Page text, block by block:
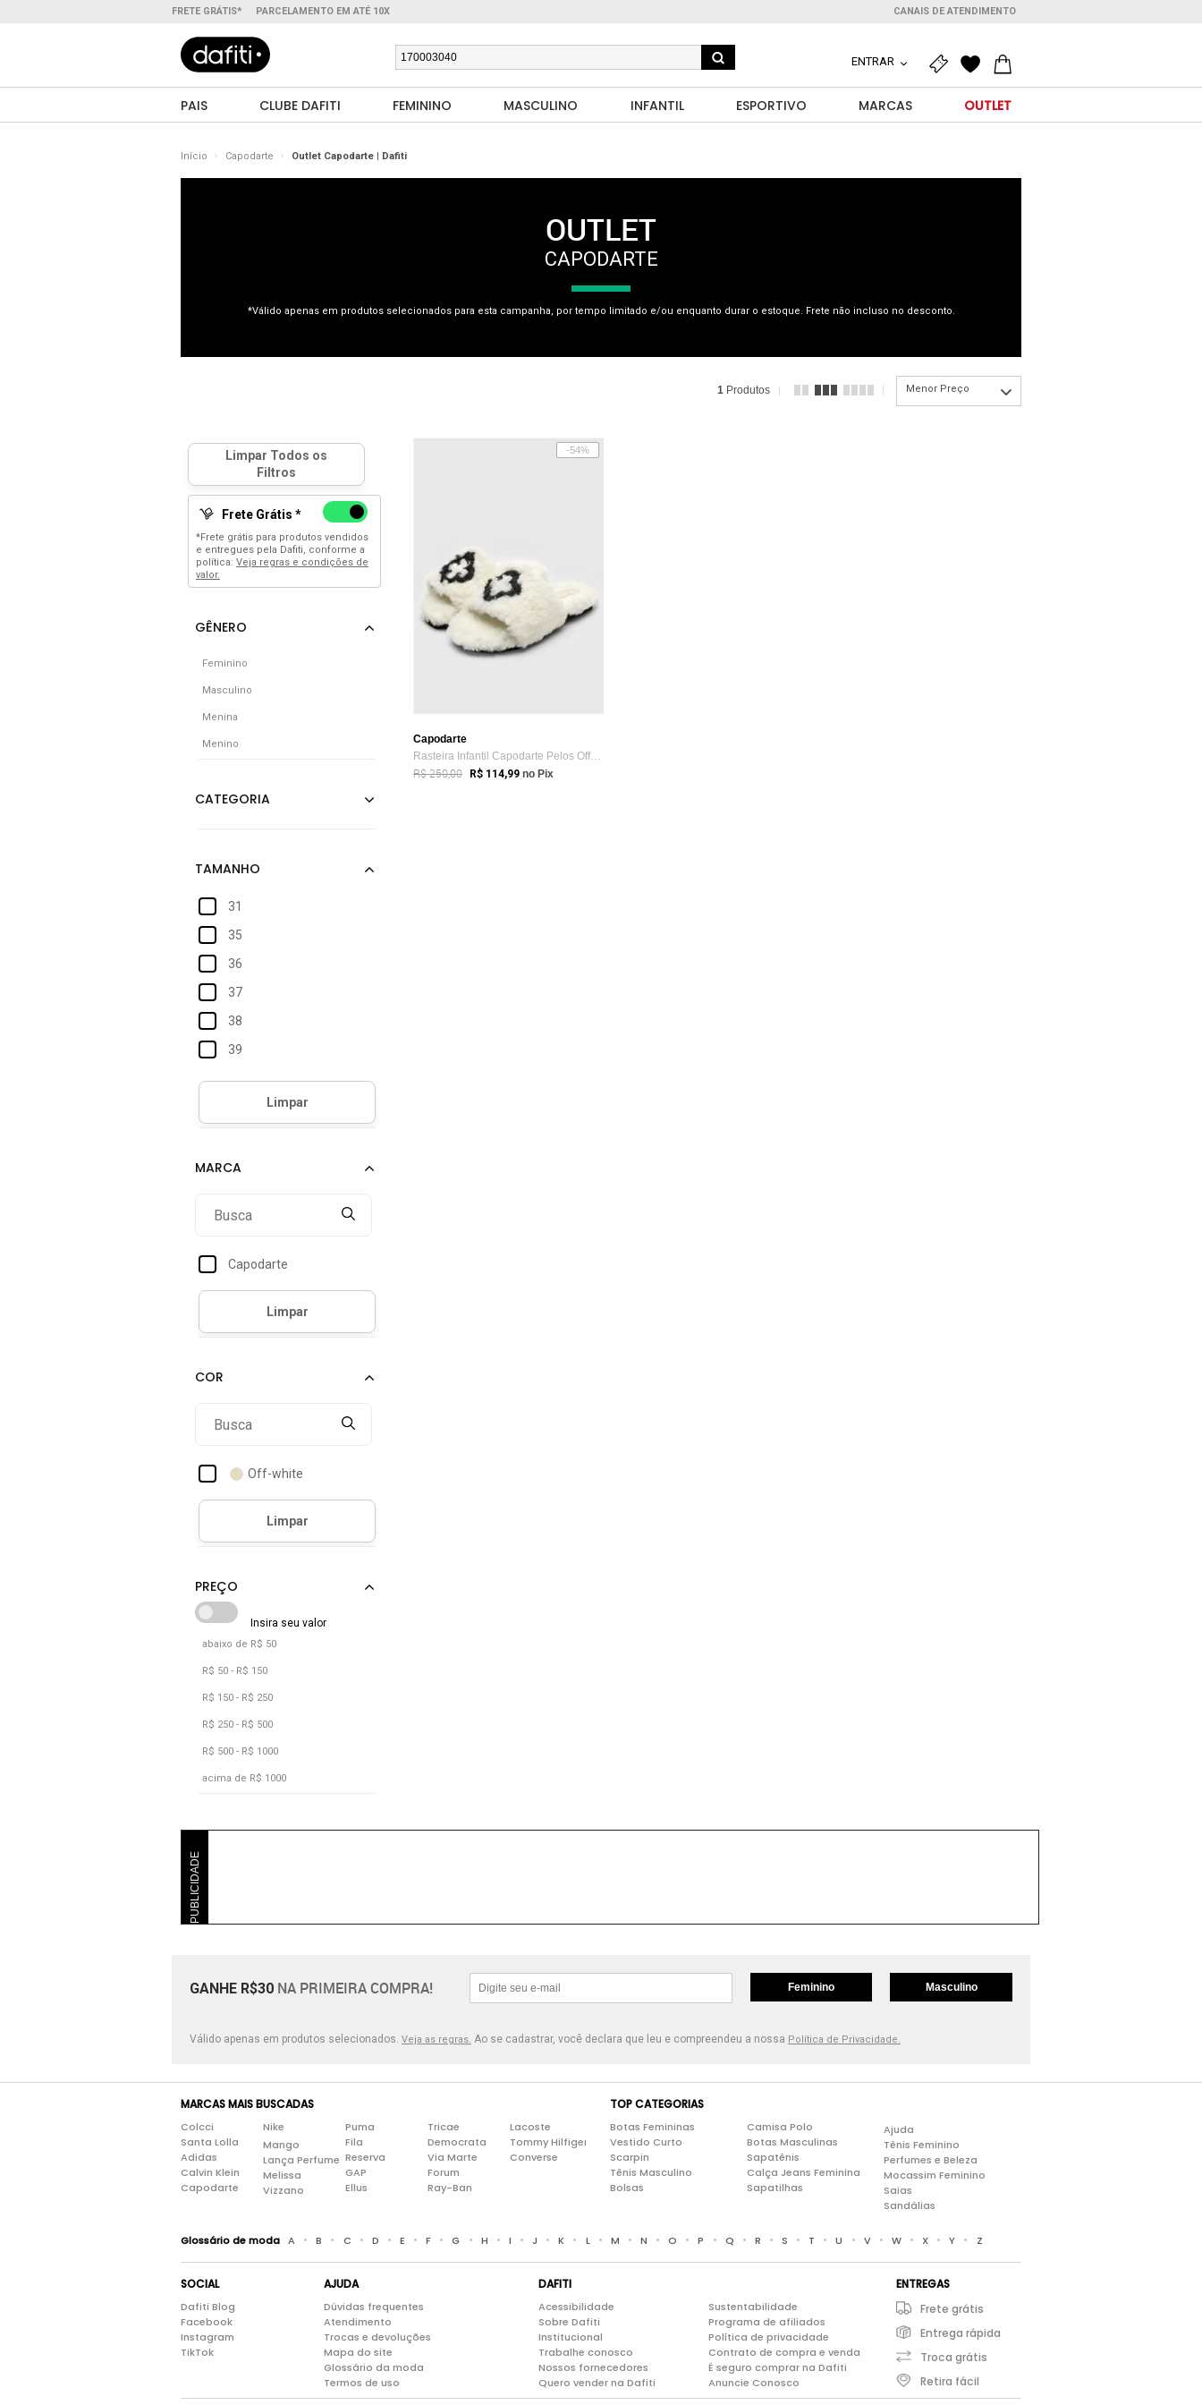
FRETE GRÁTIS* PARCELAMENTO EM ATÉ 10X CANAIS DE ATENDIMENTO
ENTRAR
PAIS CLUBE DAFITI FEMININO MASCULINO INFANTIL ESPORTIVO MARCAS OUTLET
Início Capodarte Outlet Capodarte | Dafiti
OUTLET
CAPODARTE
*Válido apenas em produtos selecionados para esta campanha, por tempo limitado e/ou enquanto durar o estoque. Frete não incluso no desconto.
1 Produtos Menor Preço
Frete Grátis *
*Frete grátis para produtos vendidos
e entregues pela Dafiti, conforme a
política: Veja regras e condições de
valor.
Feminino
Masculino
Menina
Menino
31
35
36
37
38
39
40
Capodarte
Off-white
abaixo de R$ 50
R$ 50 - R$ 150
R$ 150 - R$ 250
R$ 250 - R$ 500
R$ 500 - R$ 1000
acima de R$ 1000
-54%
Capodarte
Rasteira Infantil Capodarte Pelos Off-White
R$ 250,00 R$ 114,99 no Pix
PUBLICIDADE
GANHE R$30 NA PRIMEIRA COMPRA! Feminino Masculino
Válido apenas em produtos selecionados. Veja as regras. Ao se cadastrar, você declara que leu e compreendeu a nossa Política de Privacidade.
MARCAS MAIS BUSCADAS
Colcci
Santa Lolla
Adidas
Calvin Klein
Capodarte
Nike
Mango
Lança Perfume
Melissa
Vizzano
Puma
Fila
Reserva
GAP
Ellus
Tricae
Democrata
Via Marte
Forum
Ray-Ban
Lacoste
Tommy Hilfiger
Converse
TOP CATEGORIAS
Botas Femininas
Vestido Curto
Scarpin
Tênis Masculino
Bolsas
Camisa Polo
Botas Masculinas
Sapatênis
Calça Jeans Feminina
Sapatilhas
Ajuda
Tênis Feminino
Perfumes e Beleza
Mocassim Feminino
Saias
Sandálias
Glossário de moda A • B • C • D • E • F • G • H • I • J • K • L • M • N • O • P • Q • R • S • T • U • V • W • X • Y • Z
SOCIAL
Dafiti Blog
Facebook
Instagram
TikTok
AJUDA
Dúvidas frequentes
Atendimento
Trocas e devoluções
Mapa do site
Glossário da moda
Termos de uso
DAFITI
Acessibilidade
Sobre Dafiti
Institucional
Trabalhe conosco
Nossos fornecedores
Quero vender na Dafiti
Sustentabilidade
Programa de afiliados
Política de privacidade
Contrato de compra e venda
É seguro comprar na Dafiti
Anuncie Conosco
ENTREGAS
Frete grátis
Entrega rápida
Troca grátis
Retira fácil